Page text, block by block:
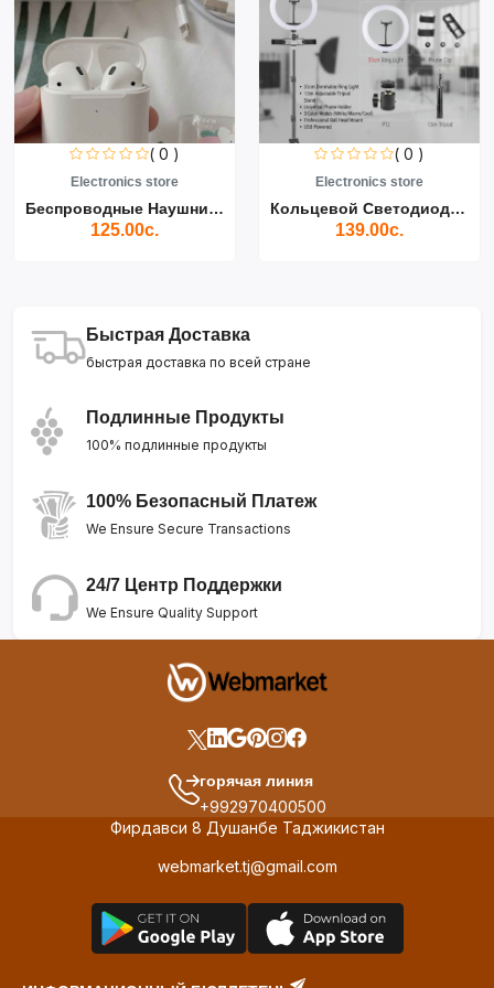
( 0 )
Electronics store
Беспроводные Наушники Air...
125.00с.
( 0 )
Electronics store
Кольцевой Светодиодный Св...
139.00с.
Быстрая Доставка
быстрая доставка по всей стране
Подлинные Продукты
100% подлинные продукты
100% Безопасный Платеж
We Ensure Secure Transactions
24/7 Центр Поддержки
We Ensure Quality Support
горячая линия
+992970400500
Фирдавси 8 Душанбе Таджикистан
webmarket.tj@gmail.com